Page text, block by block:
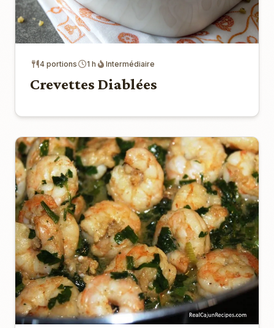
4 portions 1 h Intermédiaire
Crevettes Diablées